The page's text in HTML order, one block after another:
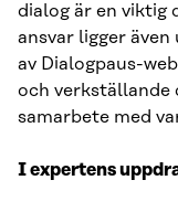
dialog är en viktig
ansvar ligger
av Dialogpaus-
och verkställande
samarbete med
I expertens